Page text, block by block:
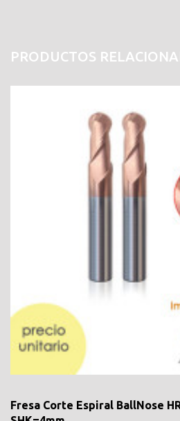
PRODUCTOS
Fresa Corte Espiral BallNose